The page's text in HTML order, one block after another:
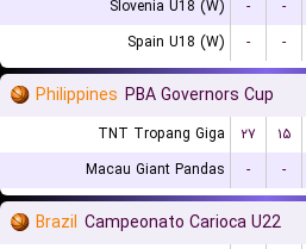
Slovenia U18 (W)
- -
Spain U18 (W)
- -
Philippines PBA Governors Cup
TNT Tropang Giga ۲۷ ۱۵
Macau Giant Pandas
- -
Brazil Campeonato Carioca U22